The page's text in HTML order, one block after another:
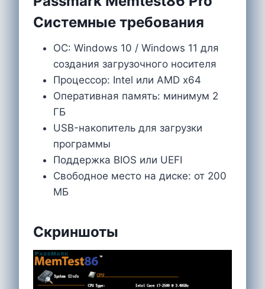
Системные требования
ОС: Windows 10 / Windows 11 для
создания загрузочного носителя
Процессор: Intel или AMD x64
Оперативная память: минимум 2
ГБ
USB-накопитель для загрузки
программы
Поддержка BIOS или UEFI
Свободное место на диске: от 200
МБ
Скриншоты